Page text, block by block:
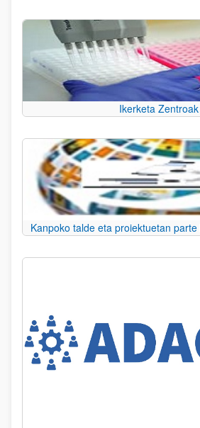
Ikerketa Zentroak
Kanpoko talde eta proiektuetan